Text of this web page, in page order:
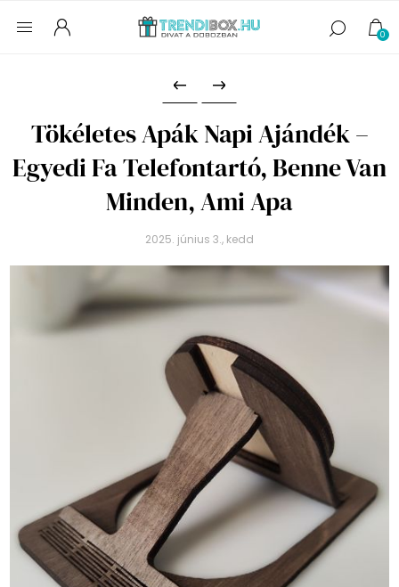
0
Tökéletes Apák Napi Ajándék –
Egyedi Fa Telefontartó, Benne Van
Minden, Ami Apa
2025. június 3., kedd